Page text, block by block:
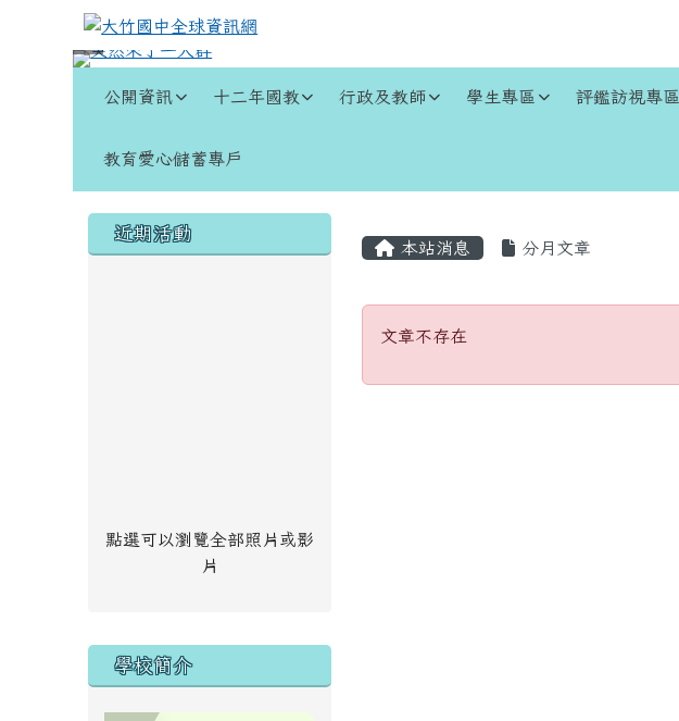
跳至主內容區
大竹國中全球資訊網
公開資訊 十二年國教 行政及教師 學生專區 評鑑訪視專區
教育愛心儲蓄專戶
左邊區域內容
近期活動
點選可以瀏覽全部照片或影
片
學校簡介
主內容區域
本站消息 分月文章
文章不存在
文章不存在
頁尾區域